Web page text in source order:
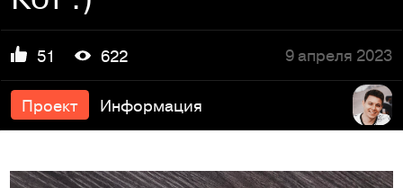
51 622 9 апреля 2023
Проект Информация